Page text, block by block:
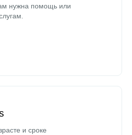
нужна помощь или
и сроке